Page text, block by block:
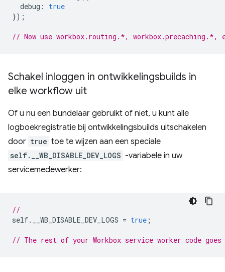
debug :
true
});
// Now use workbox.routing.*, workbox.precaching.*,
Schakel inloggen in ontwikkelingsbuilds in
elke workflow uit
Of u nu een bundelaar gebruikt of niet, u kunt alle
logboekregistratie bij ontwikkelingsbuilds uitschakelen
door true toe te wijzen aan een speciale
self.__WB_DISABLE_DEV_LOGS -variabele in uw
servicemedewerker:
//
self. __WB_DISABLE_DEV_LOGS = true ;
// The rest of your Workbox service worker code goes